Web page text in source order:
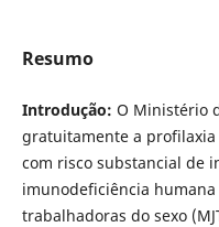
Resumo
Introdução: O Ministério
gratuitamente a profilaxia
com risco substancial de
imunodeficiência
trabalhadoras do sexo